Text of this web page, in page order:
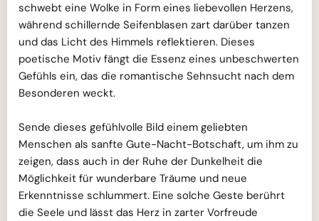
schwebt eine Wolke in Form eines liebevollen Herzens,
während schillernde Seifenblasen zart darüber tanzen
und das Licht des Himmels reflektieren. Dieses
poetische Motiv fängt die Essenz eines unbeschwerten
Gefühls ein, das die romantische Sehnsucht nach dem
Besonderen weckt.
Sende dieses gefühlvolle Bild einem geliebten
Menschen als sanfte Gute-Nacht-Botschaft, um ihm zu
zeigen, dass auch in der Ruhe der Dunkelheit die
Möglichkeit für wunderbare Träume und neue
Erkenntnisse schlummert. Eine solche Geste berührt
die Seele und lässt das Herz in zarter Vorfreude